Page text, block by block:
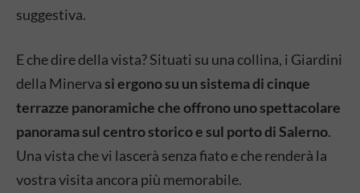
suggestiva.
E che dire della vista? Situati su una collina, i Giardini
della Minervasi ergono su un sistema di cinque
terrazze panoramiche che offrono uno spettacolare
panorama sul centro storico e sul porto di Salerno.
Una vista che vi lascerà senza fiato e che renderà la
vostra visita ancora più memorabile.